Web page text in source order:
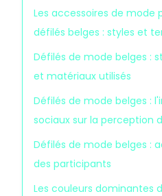
Les accessoires de mode
défilés belges : styles et
Défilés de mode belges :
et matériaux utilisés
Défilés de mode belges :
sociaux sur la perception
Défilés de mode belges :
des participants
Les couleurs dominantes